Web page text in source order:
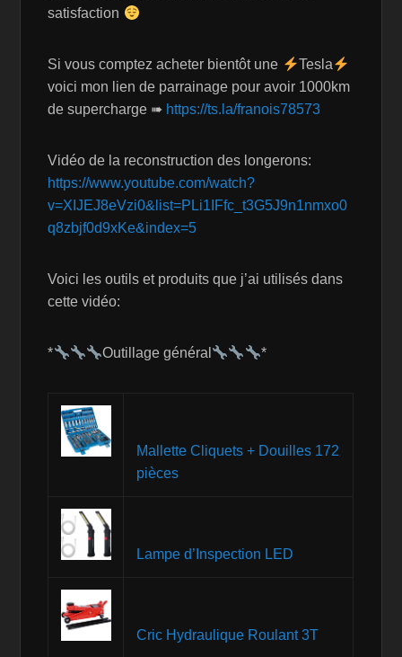
satisfaction
Si vous comptez acheter bientôt une
Tesla
voici mon lien de parrainage pour avoir 1000km
de supercharge ➠ https://ts.la/franois78573
Vidéo de la reconstruction des longerons:
https://www.youtube.com/watch?
v=XIJEJ8eVzi0&list=PLi1IFfc_t3G5J9n1nmxo0
q8zbjf0d9xKe&index=5
Voici les outils et produits que j’ai utilisés dans
cette vidéo:
* Outillage général *
Mallette Cliquets + Douilles 172
pièces
Lampe d’Inspection LED
Cric Hydraulique Roulant 3T